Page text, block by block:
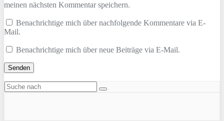
meinen nächsten Kommentar speichern.
Benachrichtige mich über nachfolgende Kommentare via E-
Mail.
Benachrichtige mich über neue Beiträge via E-Mail.